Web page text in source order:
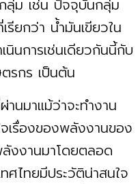
ลุ่ม เช่น ปัจจุบันกลุ่ม
รียกว่า น้ำมันเขียวใน
นินการเช่นเดียวกันนี้กับ
รกร เป็นต้น
นมาแม้ว่าจะทำงาน
เรื่องของพลังงานของ
งงานมาโดยตลอด
ศไทยมีประวัติน่าสนใจ